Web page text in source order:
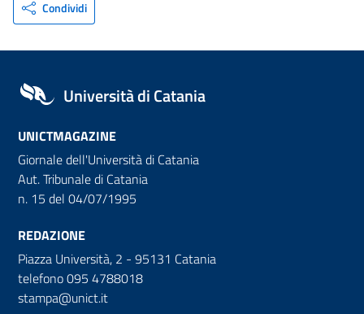
Condividi
Università di Catania
UNICTMAGAZINE
Giornale dell'Università di Catania
Aut. Tribunale di Catania
n. 15 del 04/07/1995
REDAZIONE
Piazza Università, 2 - 95131 Catania
telefono 095 4788018
stampa@unict.it